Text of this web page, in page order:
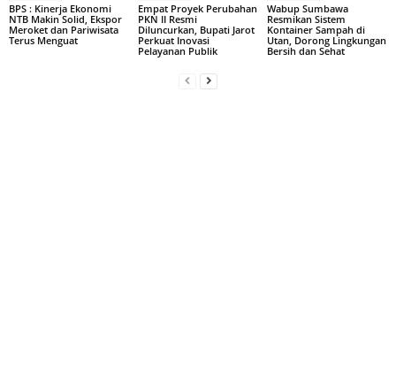
BPS : Kinerja Ekonomi
NTB Makin Solid, Ekspor
Meroket dan Pariwisata
Terus Menguat
Empat Proyek Perubahan
PKN II Resmi
Diluncurkan, Bupati Jarot
Perkuat Inovasi
Pelayanan Publik
Wabup Sumbawa
Resmikan Sistem
Kontainer Sampah di
Utan, Dorong Lingkungan
Bersih dan Sehat